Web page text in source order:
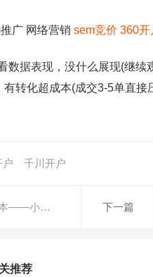
广 网络营销 sem竞价 360开
数据表现，没什么展现(继
转化超成本(成交3-5单直接
户 千川开户
本——小… 下一篇
推荐